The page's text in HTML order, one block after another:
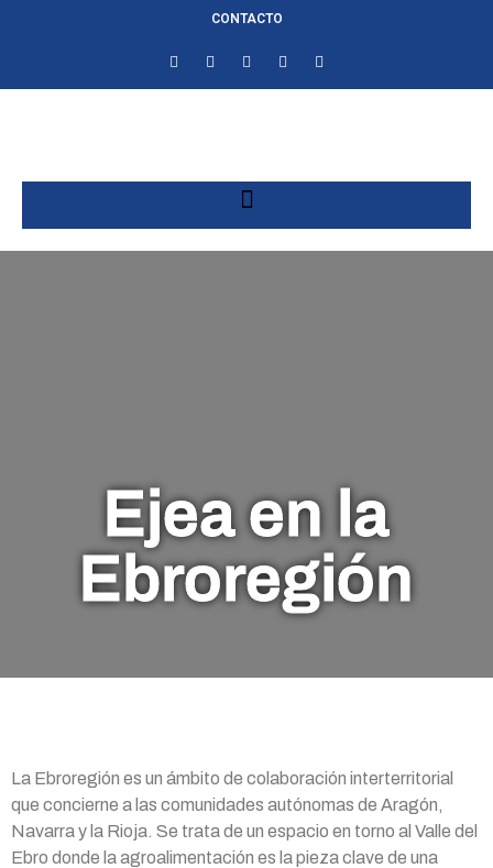
CONTACTO
Ejea en la
Ebroregión
La Ebroregión es un ámbito de colaboración interterritorial
que concierne a las comunidades autónomas de Aragón,
Navarra y la Rioja. Se trata de un espacio en torno al Valle del
Ebro donde la agroalimentación es la pieza clave de una